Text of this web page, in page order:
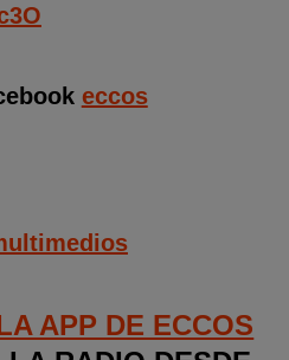
eccos
APP DE ECCOS